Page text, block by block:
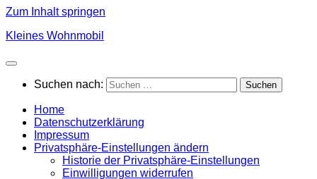
Zum Inhalt springen
Kleines Wohnmobil
Suchen nach:
Home
Datenschutzerklärung
Impressum
Privatsphäre-Einstellungen ändern
Historie der Privatsphäre-Einstellungen
Einwilligungen widerrufen